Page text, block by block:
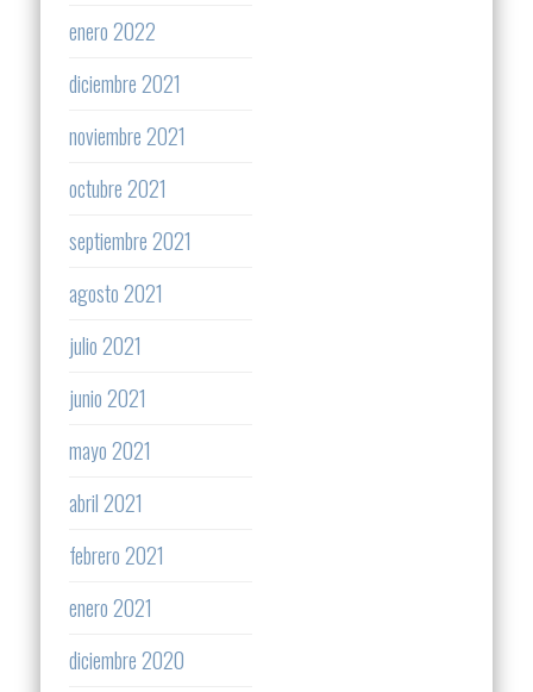
enero 2022
diciembre 2021
noviembre 2021
octubre 2021
septiembre 2021
agosto 2021
julio 2021
junio 2021
mayo 2021
abril 2021
febrero 2021
enero 2021
diciembre 2020